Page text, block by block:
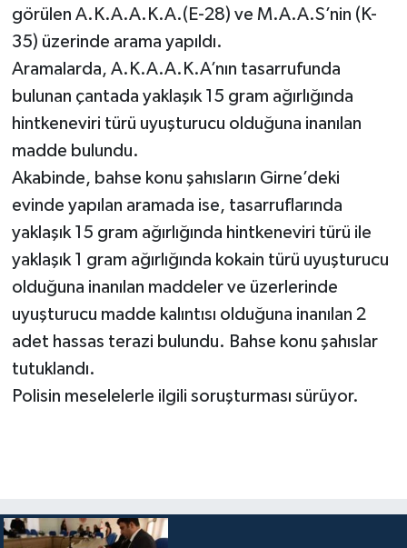
görülen A.K.A.A.K.A.(E-28) ve M.A.A.S’nin (K-
35) üzerinde arama yapıldı.
Aramalarda, A.K.A.A.K.A’nın tasarrufunda
bulunan çantada yaklaşık 15 gram ağırlığında
hintkeneviri türü uyuşturucu olduğuna inanılan
madde bulundu.
Akabinde, bahse konu şahısların Girne’deki
evinde yapılan aramada ise, tasarruflarında
yaklaşık 15 gram ağırlığında hintkeneviri türü ile
yaklaşık 1 gram ağırlığında kokain türü uyuşturucu
olduğuna inanılan maddeler ve üzerlerinde
uyuşturucu madde kalıntısı olduğuna inanılan 2
adet hassas terazi bulundu. Bahse konu şahıslar
tutuklandı.
Polisin meselelerle ilgili soruşturması sürüyor.